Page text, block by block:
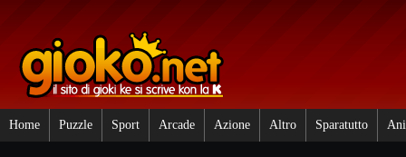
Home Puzzle Sport Arcade Azione Altro Sparatutto